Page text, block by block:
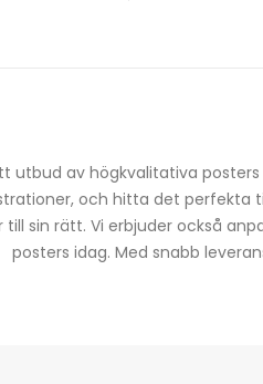
utbud av högkvalitativa
och hitta det perfekta
sin rätt. Vi erbjuder också
posters idag. Med snabb